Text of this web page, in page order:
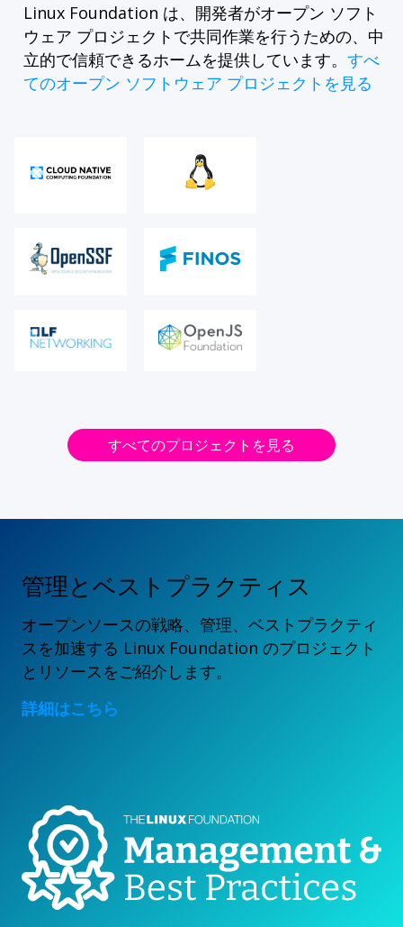
Linux Foundation は、開発者がオープン ソフト
ウェア プロジェクトで共同作業を行うための、中
立的で信頼できるホームを提供しています。 すべ
てのオープン ソフトウェア プロジェクトを見る
すべてのプロジェクトを見る
管理とベストプラクティス
オープンソースの戦略、管理、ベストプラクティ
スを加速する Linux Foundation のプロジェクト
とリソースをご紹介します。
詳細はこちら